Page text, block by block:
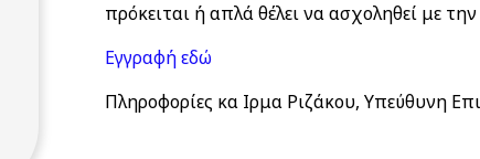
πρόκειται ή απλά θέλει να ασχοληθεί με
Εγγραφή εδώ
Πληροφορίες κα Ιρμα Ριζάκου, Υπεύθυνη